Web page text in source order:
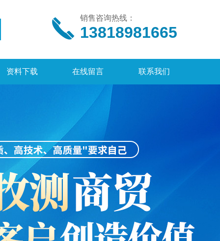
销售咨询热线：
13818981665
资料下载 在线留言 联系我们